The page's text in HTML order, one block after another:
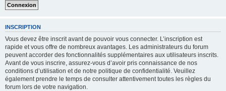
INSCRIPTION
Vous devez être inscrit avant de pouvoir vous connecter. L’inscription est
rapide et vous offre de nombreux avantages. Les administrateurs du forum
peuvent accorder des fonctionnalités supplémentaires aux utilisateurs inscrits.
Avant de vous inscrire, assurez-vous d’avoir pris connaissance de nos
conditions d’utilisation et de notre politique de confidentialité. Veuillez
également prendre le temps de consulter attentivement toutes les règles du
forum lors de votre navigation.